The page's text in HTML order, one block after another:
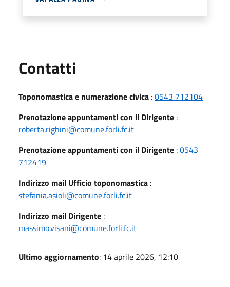
Contatti
Toponomastica e numerazione civica :0543 712104
Prenotazione appuntamenti con il Dirigente :
roberta.righini@comune.forli.fc.it
Prenotazione appuntamenti con il Dirigente :0543
712419
Indirizzo mail Ufficio toponomastica :
stefania.asioli@comune.forli.fc.it
Indirizzo mail Dirigente :
massimo.visani@comune.forli.fc.it
Ultimo aggiornamento: 14 aprile 2026, 12:10